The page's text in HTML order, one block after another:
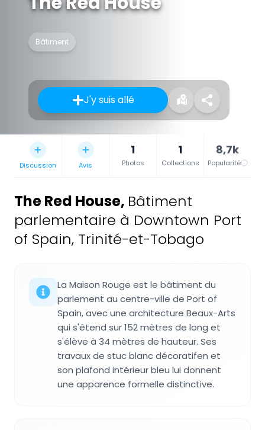
Bâtiment
J'y suis allé
Discussion Avis
1
Photos
1
Collections
8,7k
Popularité
The Red House, Bâtiment
parlementaire à Downtown Port
of Spain, Trinité-et-Tobago
La Maison Rouge est le bâtiment du
parlement au centre-ville de Port of
Spain, avec une architecture Beaux-Arts
qui s'étend sur 152 mètres de long et
s'élève à 34 mètres de hauteur. Ses
travaux de stuc blanc décoratifen et
son plafond intérieur bleu lui donnent
une apparence formelle distinctive.